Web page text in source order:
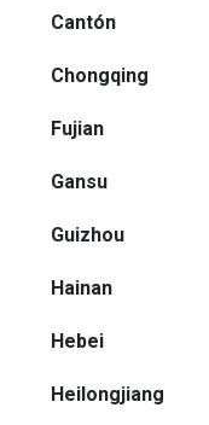
Cantón
Chongqing
Fujian
Gansu
Guizhou
Hainan
Hebei
Heilongjiang